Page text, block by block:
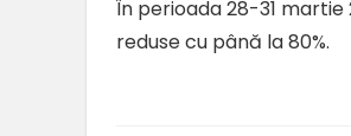
În perioada 28-31
reduse cu până la 80%.